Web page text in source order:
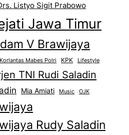
Listyo Sigit Prabowo
Jawa Timur
V Brawijaya
Korlantas Mabes Polri KPK Lifestyle
TNI Rudi Saladin
Mia Amiati Music OJK
Rudy Saladin